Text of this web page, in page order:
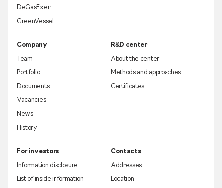
DeGasExer
GreenVessel
Company
Team
Portfolio
Documents
Vacancies
News
History
R&D center
About the center
Methods and approaches
Certificates
For investors
Information disclosure
List of inside information
Contacts
Addresses
Location